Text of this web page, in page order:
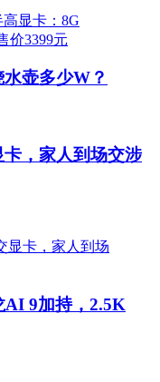
壶多少W？
，家人到场交涉
AI 9加持，2.5K